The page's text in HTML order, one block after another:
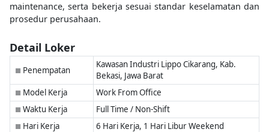
maintenance, serta bekerja sesuai standar keselamatan dan
prosedur perusahaan.
Detail Loker
■ Penempatan
Kawasan Industri Lippo Cikarang, Kab.
Bekasi, Jawa Barat
■ Model Kerja Work From Office
■ Waktu Kerja Full Time / Non-Shift
■ Hari Kerja 6 Hari Kerja, 1 Hari Libur Weekend